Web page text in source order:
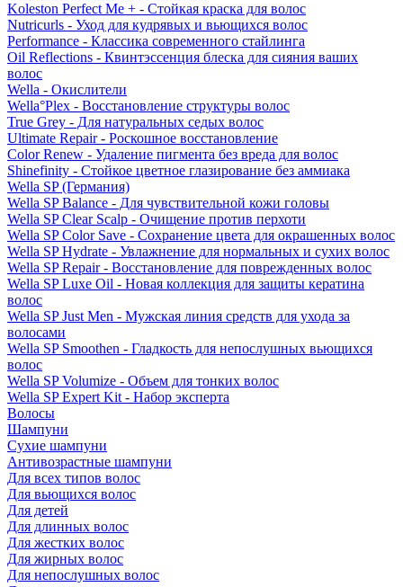
Koleston Perfect Me + - Стойкая краска для волос
Nutricurls - Уход для кудрявых и вьющихся волос
Performance - Классика современного стайлинга
Oil Reflections - Квинтэссенция блеска для сияния ваших
волос
Wella - Окислители
Wella°Plex - Восстановление структуры волос
True Grey - Для натуральных седых волос
Ultimate Repair - Роскошное восстановление
Color Renew - Удаление пигмента без вреда для волос
Shinefinity - Стойкое цветное глазирование без аммиака
Wella SP (Германия)
Wella SP Balance - Для чувствительной кожи головы
Wella SP Clear Scalp - Очищение против перхоти
Wella SP Color Save - Сохранение цвета для окрашенных волос
Wella SP Hydrate - Увлажнение для нормальных и сухих волос
Wella SP Repair - Восстановление для поврежденных волос
Wella SP Luxe Oil - Новая коллекция для защиты кератина
волос
Wella SP Just Men - Мужская линия средств для ухода за
волосами
Wella SP Smoothen - Гладкость для непослушных вьющихся
волос
Wella SP Volumize - Объем для тонких волос
Wella SP Expert Kit - Набор эксперта
Волосы
Шампуни
Сухие шампуни
Антивозрастные шампуни
Для всех типов волос
Для вьющихся волос
Для детей
Для длинных волос
Для жестких волос
Для жирных волос
Для непослушных волос